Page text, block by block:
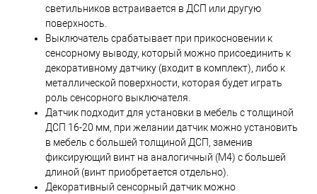
светильников встраивается в ДСП или другую
поверхность.
Выключатель срабатывает при прикосновении к
сенсорному выводу, который можно присоединить к
декоративному датчику (входит в комплект), либо к
металлической поверхности, которая будет играть
роль сенсорного выключателя.
Датчик подходит для установки в мебель с толщиной
ДСП 16-20 мм, при желании датчик можно установить
в мебель с большей толщиной ДСП, заменив
фиксирующий винт на аналогичный (М4) с большей
длиной (винт приобретается отдельно).
Декоративный сенсорный датчик можно